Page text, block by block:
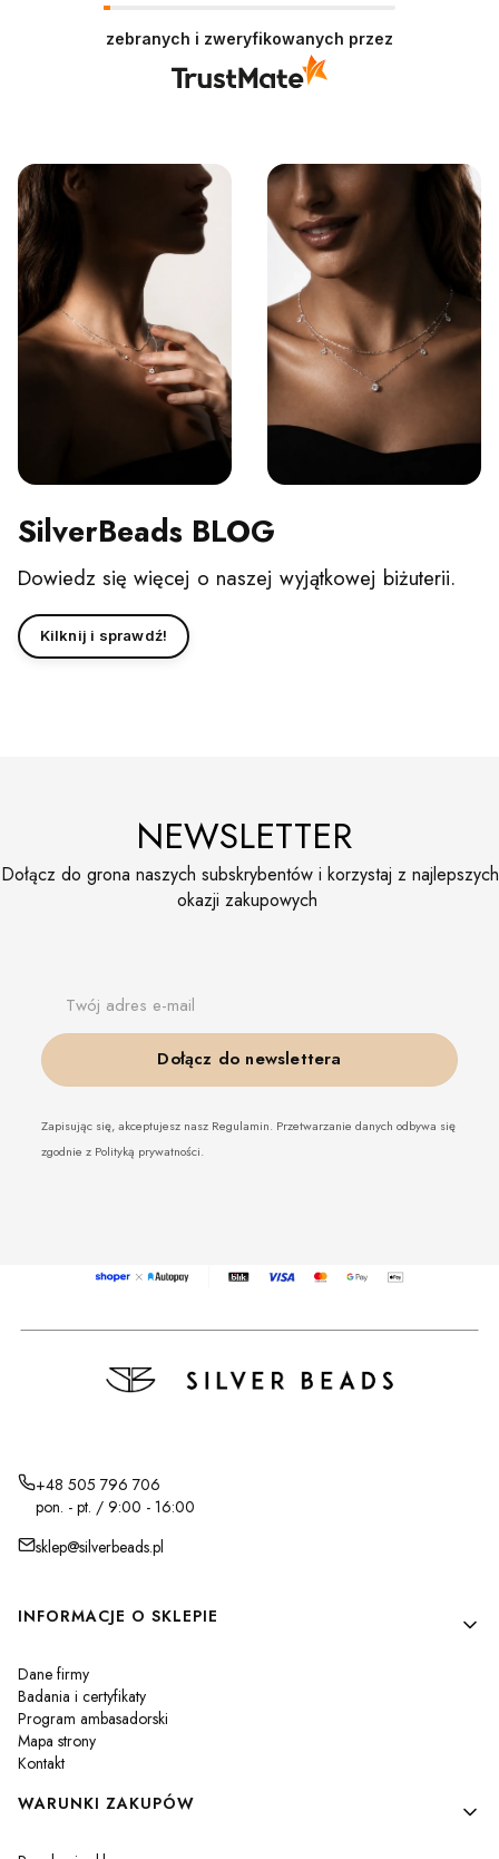
zebranych i zweryfikowanych przez
SilverBeads BLOG
Dowiedz się więcej o naszej wyjątkowej biżuterii.
Kilknij i sprawdź!
NEWSLETTER
Dołącz do grona naszych subskrybentów i korzystaj z najlepszych
okazji zakupowych
Twój adres e-mail
Dołącz do newslettera
Zapisując się, akceptujesz nasz Regulamin. Przetwarzanie danych odbywa się
zgodnie z Polityką prywatności.
+48 505 796 706
pon. - pt. / 9:00 - 16:00
sklep@silverbeads.pl
Linki w stopce
INFORMACJE O SKLEPIE
Dane firmy
Badania i certyfikaty
Program ambasadorski
Mapa strony
Kontakt
WARUNKI ZAKUPÓW